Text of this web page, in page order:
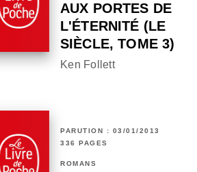
AUX PORTES DE
L'ÉTERNITÉ (LE
SIÈCLE, TOME 3)
Ken Follett
PARUTION : 03/01/2013
336 PAGES
ROMANS